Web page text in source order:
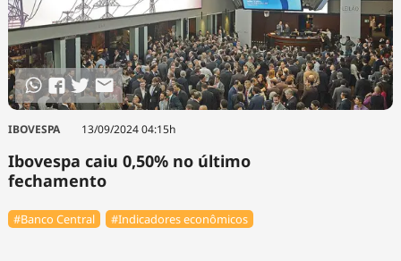
IBOVESPA 13/09/2024 04:15h
Ibovespa caiu 0,50% no último
fechamento
#Banco Central #Indicadores econômicos